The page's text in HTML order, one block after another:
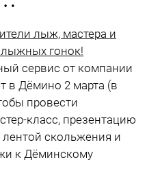
лыж, мастера и
гонок!
сервис от компании
в Дёмино 2 марта (в
провести
класс, презентацию
скольжения и
к Дёминскому